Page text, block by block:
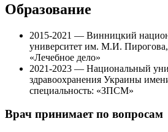
Образование
2015-2021 — Винницкий
университет им. М.И. Пирогова,
«Лечебное дело»
2021-2023 — Национальный
здравоохранения Украины
специальность: «ЗПСМ»
Врач принимает по вопросам